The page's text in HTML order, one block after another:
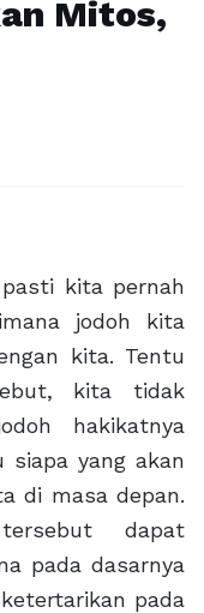
Mitos,
kita pernah
jodoh kita
kita. Tentu
kita tidak
hakikatnya
yang akan
di masa depan.
dapat
pada dasarnya
pada